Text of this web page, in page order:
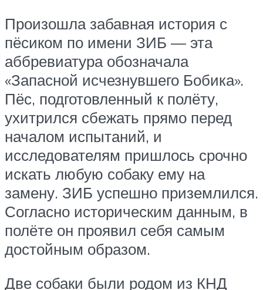
Произошла забавная история с
пёсиком по имени ЗИБ — эта
аббревиатура обозначала
«Запасной исчезнувшего Бобика».
Пёс, подготовленный к полёту,
ухитрился сбежать прямо перед
началом испытаний, и
исследователям пришлось срочно
искать любую собаку ему на
замену. ЗИБ успешно приземлился.
Согласно историческим данным, в
полёте он проявил себя самым
достойным образом.
Две собаки были родом из КНД